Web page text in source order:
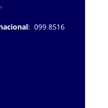
: 099 8516